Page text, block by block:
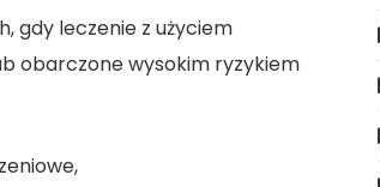
gdy leczenie z użyciem
obarczone wysokim ryzykiem